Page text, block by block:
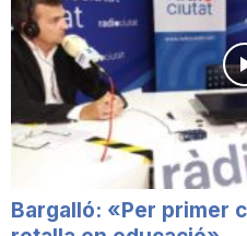
o
n
Bargalló: «Per primer